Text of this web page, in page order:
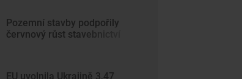
Pozemní stavby podpořily
červnový růst stavebnictví
EU uvolnila Ukrajině 3,47